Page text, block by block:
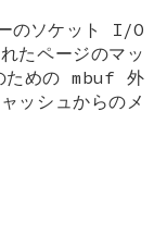
のソケット I/O
たページのマッ
ための mbuf 外
ッシュからのメ